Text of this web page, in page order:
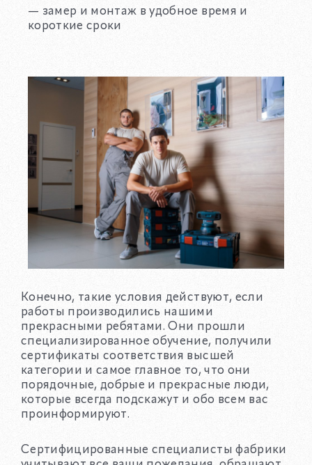
— замер и монтаж в удобное время и
короткие сроки
Конечно, такие условия действуют, если
работы производились нашими
прекрасными ребятами. Они прошли
специализированное обучение, получили
сертификаты соответствия высшей
категории и самое главное то, что они
порядочные, добрые и прекрасные люди,
которые всегда подскажут и обо всем вас
проинформируют.
Сертифицированные специалисты фабрики